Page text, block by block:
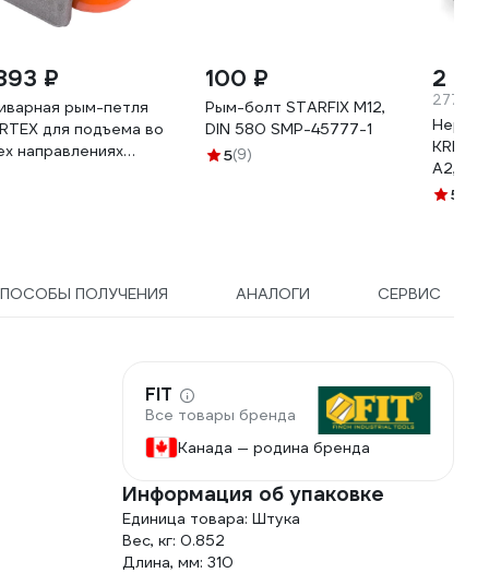
₽
рым-петля
для подъема во
направлениях
100 ₽
Рым-болт STARFIX М12,
DIN 580 SMP-45777-1
5(9)
2
277.4
А2, 10
5
ПОЛУЧЕНИЯ АНАЛОГИ СЕРВИС
FIT
Все товары бренда
Канада — родина бренда
Информация об упаковке
Единица товара: Штука
Вес, кг: 0.852
Длина, мм: 310